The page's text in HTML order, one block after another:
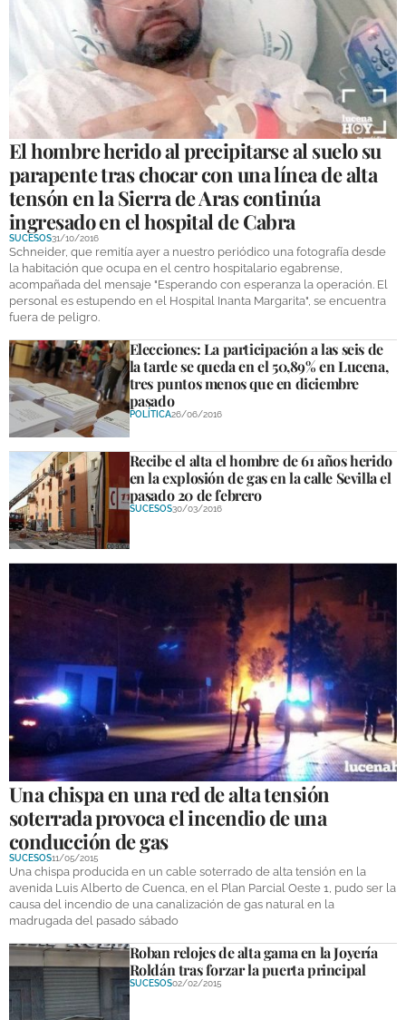
VENTANA CIUDADANA
CÓRDOBA
PROVINCIA
SUBBÉTICA HOY
SALUD
OBRAS
NECROLÓGICAS
GALERÍAS
El hombre herido al precipitarse al suelo su
parapente tras chocar con una línea de alta
tensón en la Sierra de Aras continúa
ingresado en el hospital de Cabra
SUCESOS31/10/2016
Schneider, que remitía ayer a nuestro periódico una fotografía desde
la habitación que ocupa en el centro hospitalario egabrense,
acompañada del mensaje "Esperando con esperanza la operación. El
personal es estupendo en el Hospital Inanta Margarita", se encuentra
fuera de peligro.
Elecciones: La participación a las seis de
la tarde se queda en el 50,89% en Lucena,
tres puntos menos que en diciembre
pasado
POLÍTICA26/06/2016
Recibe el alta el hombre de 61 años herido
en la explosión de gas en la calle Sevilla el
pasado 20 de febrero
SUCESOS30/03/2016
Una chispa en una red de alta tensión
soterrada provoca el incendio de una
conducción de gas
SUCESOS11/05/2015
Una chispa producida en un cable soterrado de alta tensión en la
avenida Luis Alberto de Cuenca, en el Plan Parcial Oeste 1, pudo ser la
causa del incendio de una canalización de gas natural en la
madrugada del pasado sábado
Roban relojes de alta gama en la Joyería
Roldán tras forzar la puerta principal
SUCESOS02/02/2015